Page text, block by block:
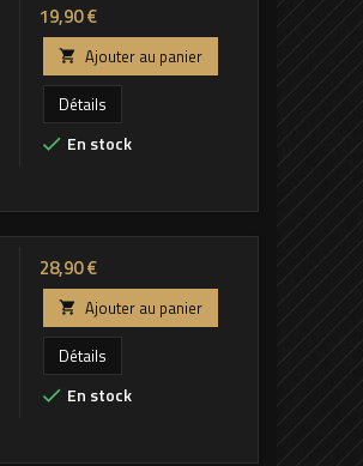
Prix
19,90 €

Ajouter au panier
Détails
 En stock
Prix
28,90 €

Ajouter au panier
Détails
 En stock